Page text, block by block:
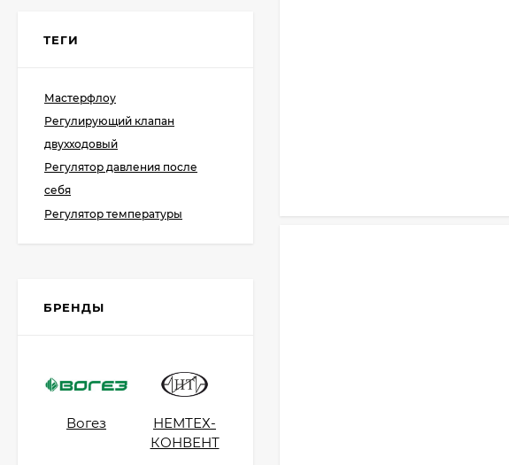
ТЕГИ
Мастерфлоу
Регулирующий клапан
двухходовый
Регулятор давления после
себя
Регулятор температуры
БРЕНДЫ
Вогез
НЕМТЕХ-
КОНВЕНТ